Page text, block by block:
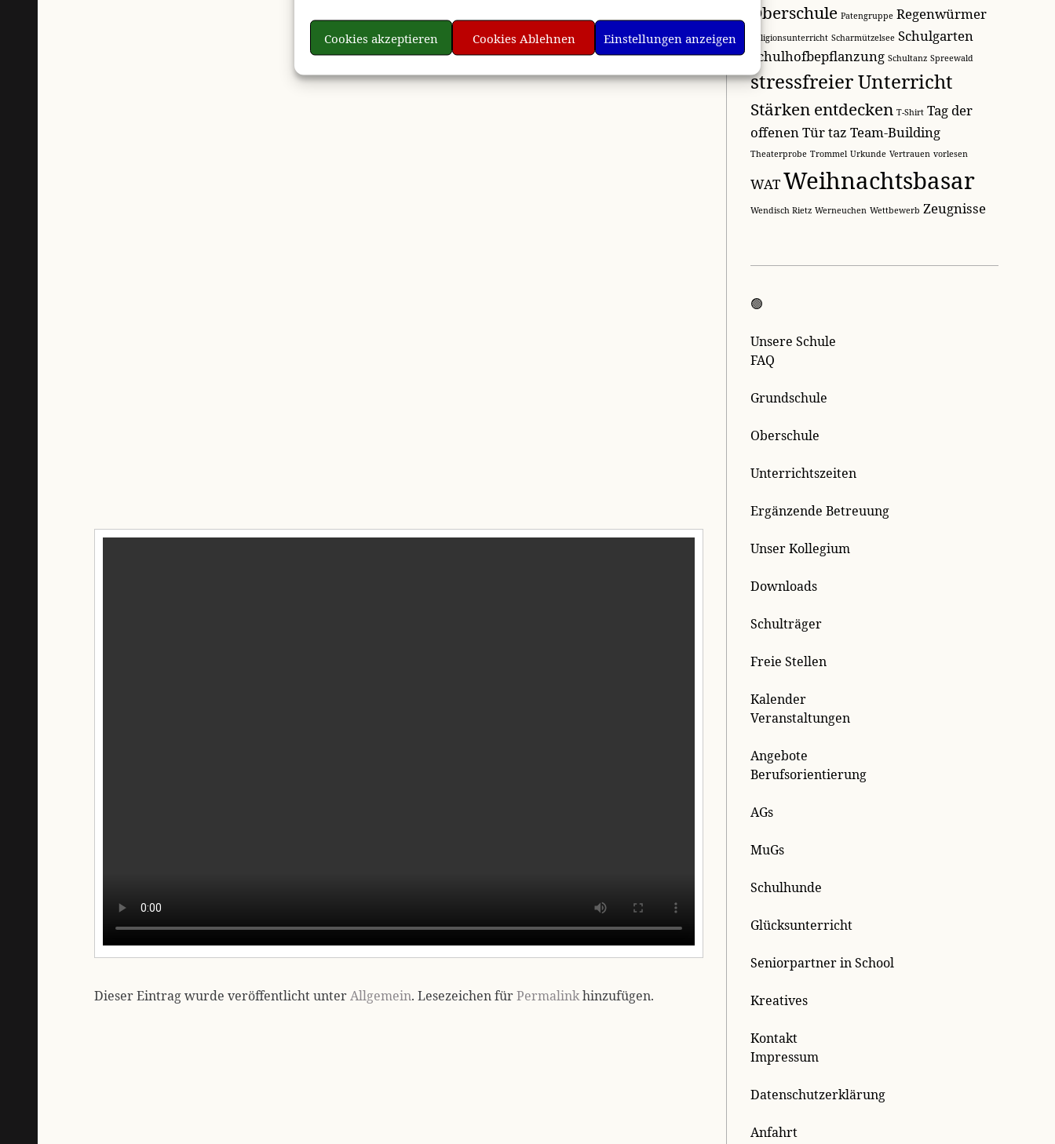
Cookies akzeptieren Cookies Ablehnen Einstellungen anzeigen
Dieser Eintrag wurde veröffentlicht unterAllgemein. Lesezeichen fürPermalinkhinzufügen.
Oberschule Patengruppe Regenwürmer
Religionsunterricht Scharmützelsee Schulgarten
Schulhofbepflanzung Schultanz Spreewald
stressfreier Unterricht
Stärken entdecken T-Shirt Tag der
offenen Türtaz Team-Building
Theaterprobe Trommel Urkunde Vertrauen vorlesen
WATWeihnachtsbasar
Wendisch Rietz Werneuchen Wettbewerb Zeugnisse
🟢
Unsere Schule
FAQ
Grundschule
Oberschule
Unterrichtszeiten
Ergänzende Betreuung
Unser Kollegium
Downloads
Schulträger
Freie Stellen
Kalender
Veranstaltungen
Angebote
Berufsorientierung
AGs
MuGs
Schulhunde
Glücksunterricht
Seniorpartner in School
Kreatives
Kontakt
Impressum
Datenschutzerklärung
Anfahrt